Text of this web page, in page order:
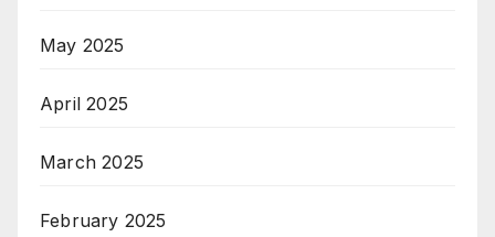
May 2025
April 2025
March 2025
February 2025